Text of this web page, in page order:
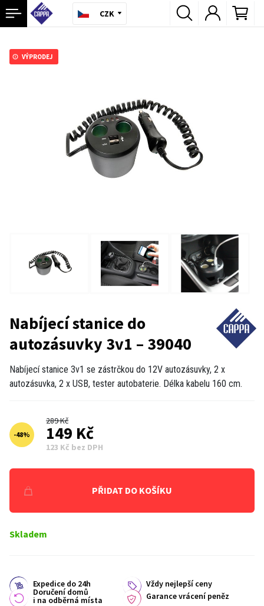
CZK
VÝPRODEJ
Nabíjecí stanice do
autozásuvky 3v1 – 39040
Nabíjecí stanice 3v1 se zástrčkou do 12V autozásuvky, 2 x
autozásuvka, 2 x USB, tester autobaterie. Délka kabelu 160 cm.
-48%
289 Kč
149 Kč
123 Kč bez DPH
PŘIDAT DO KOŠÍKU
Skladem
Expedice do 24h Vždy nejlepší ceny
Doručení domů
i na odběrná místa Garance vrácení peněz